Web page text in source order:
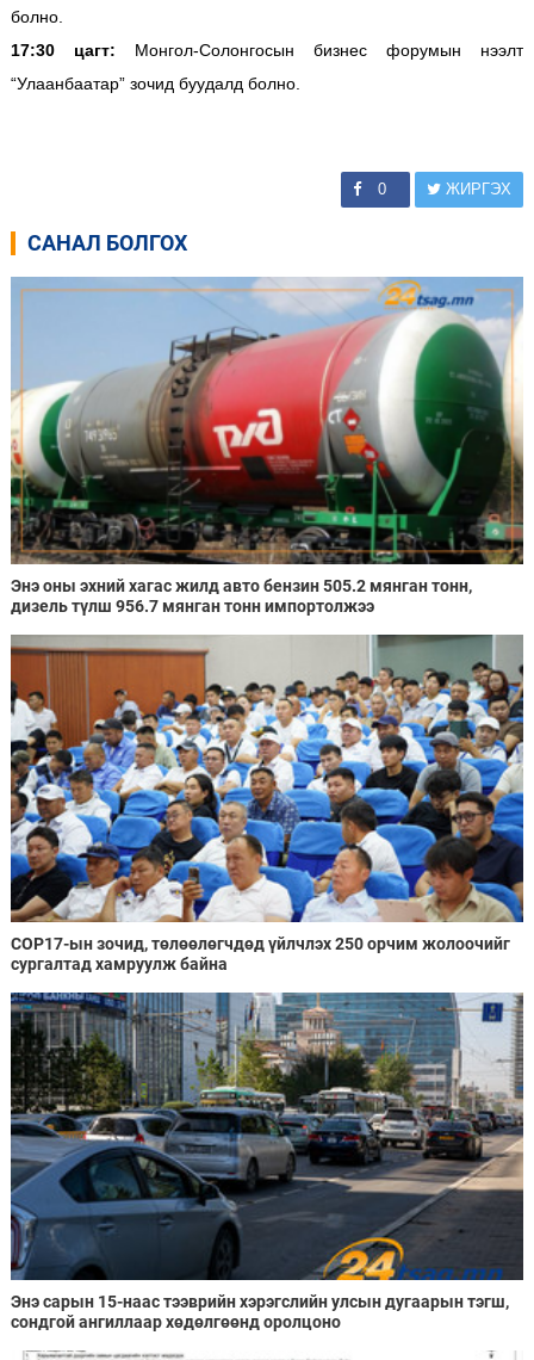
болно.
17:30 цагт: Монгол-Солонгосын бизнес форумын нээлт
“Улаанбаатар” зочид буудалд болно.
0 ЖИРГЭХ
САНАЛ БОЛГОХ
Энэ оны эхний хагас жилд авто бензин 505.2 мянган тонн,
дизель түлш 956.7 мянган тонн импортолжээ
COP17-ын зочид, төлөөлөгчдөд үйлчлэх 250 орчим жолоочийг
сургалтад хамруулж байна
Энэ сарын 15-наас тээврийн хэрэгслийн улсын дугаарын тэгш,
сондгой ангиллаар хөдөлгөөнд оролцоно